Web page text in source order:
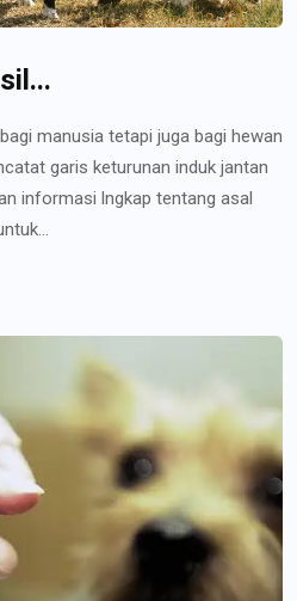
manusia tetapi juga bagi hewan
garis keturunan induk jantan
informasi lngkap tentang asal